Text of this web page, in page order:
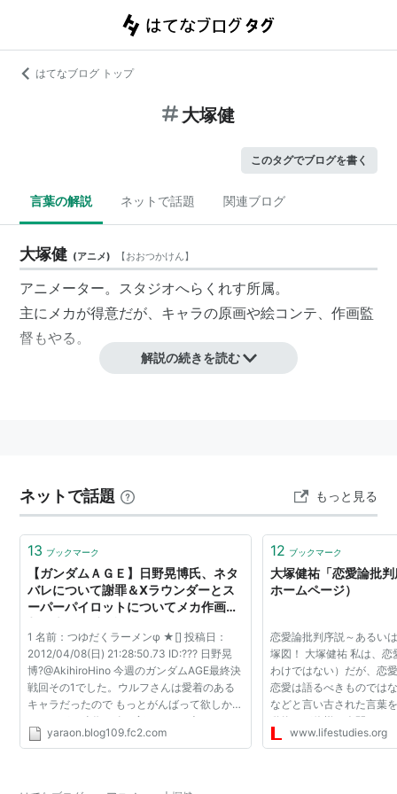
はてなブログ トップ
大塚健
このタグでブログを書く
言葉の解説 ネットで話題 関連ブログ
大塚健 (アニメ) 【おおつかけん】
アニメーター。スタジオへらくれす所属。
主にメカが得意だが、キャラの原画や絵コンテ、作画監
督もやる。
舞-HiME（メカ作画監督）
舞-乙HiME（メカ作画監督）
機動武闘伝Ｇガンダム（メカ作画監督）
同じへらくれすメンバーで千葉道徳
る作品のお手伝いで絵コンテなども。
リスト::アニメーションスタッフ
解説の続きを読む
ネットで話題 もっと見る
13 ブックマーク
【ガンダムＡＧＥ】日野晃博氏、ネタ
バレについて謝罪＆Xラウンダーとス
ーパーパイロットについてメカ作画監
1 名前：つゆだくラーメンφ ★[] 投稿日：
2012/04/08(日) 21:28:50.73 ID:??? 日野晃
博?@AkihiroHino 今週のガンダムAGE最終決
戦回その1でした。ウルフさんは愛着のある
キャラだったので もっとがんばって欲しかっ
たですが、時代の移り変わりで、 老いでいな
くなるより華々しく散らせるようにしまし
yaraon.blog109.fc2.com
12 ブックマーク
大塚健祐「恋愛論批
ホームページ）
恋愛論批判序説～あるい
塚図！ 大塚健祐 私は、
わけではない）だが、恋
恋愛は語るべきものでは
などと言い古された言葉
動物だが俺様は人間なの
う。人間は語って記し た
www.lifestudies.org